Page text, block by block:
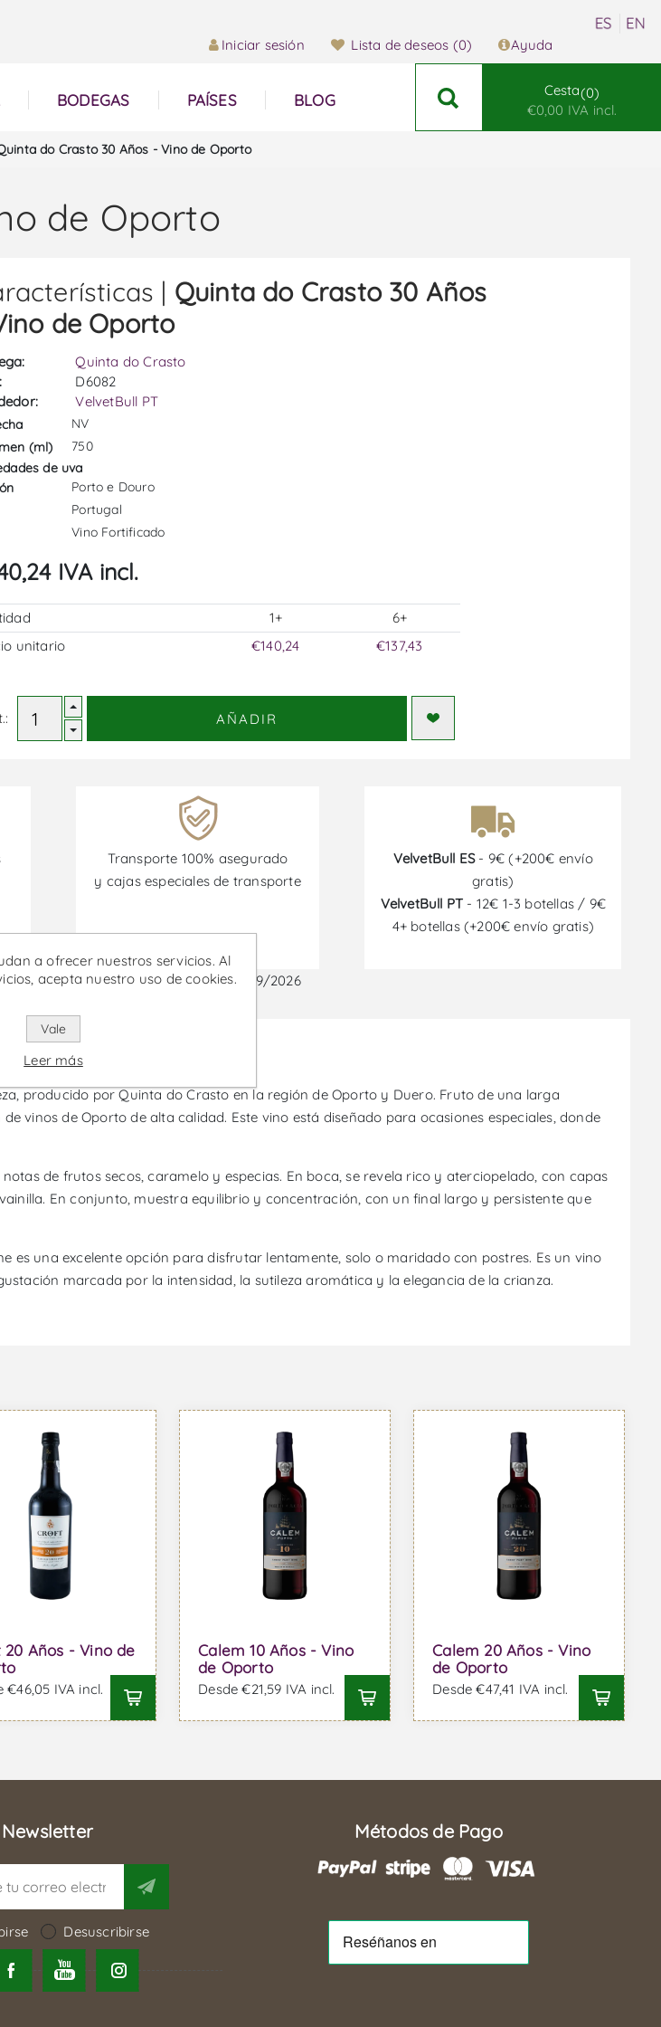
Iniciar sesión Lista de deseos (0) Ayuda
BODEGAS PAÍSES BLOG
Cesta 0
€0,00 IVA incl.
do Crasto 30 Años - Vino de Oporto
de Oporto
| Quinta do Crasto 30 Años
de Oporto
Quinta do Crasto
D6082
VelvetBull PT
NV
(ml)
750
de uva
Porto e Douro
Portugal
Vino Fortificado
IVA incl.
1+
6+
unitario
€140,24 €137,43
AÑADIR
Transporte 100% asegurado
y cajas especiales de transporte
VelvetBull ES- 9€ (+200€ envío
gratis)
VelvetBull PT - 12€ 1-3 botellas / 9€
4+ botellas (+200€ envío gratis)
desde el 30/06/2026 hasta el 30/09/2026
de Oporto
producido por Quinta do Crasto en la región de Oporto y Duero. Fruto de una larga
vinos de Oporto de alta calidad. Este vino está diseñado para ocasiones especiales, donde
de frutos secos, caramelo y especias. En boca, se revela rico y aterciopelado, con capas
En conjunto, muestra equilibrio y concentración, con un final largo y persistente que
es una excelente opción para disfrutar lentamente, solo o maridado con postres. Es un vino
marcada por la intensidad, la sutileza aromática y la elegancia de la crianza.
20 Años - Vino de
€46,05 IVA incl.
Calem 10 Años - Vino
de Oporto
Desde €21,59 IVA incl.
Calem 20 Años - Vino
de Oporto
Desde €47,41 IVA incl.
Newsletter
Desuscribirse
Métodos de Pago
a ofrecer nuestros servicios. Al
acepta nuestro uso de cookies.
Vale
Leer más